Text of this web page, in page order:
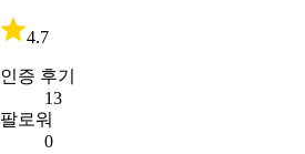
4.7
인증 후기
13
팔로워
0